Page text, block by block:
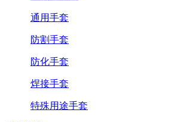
通用手套
防割手套
防化手套
焊接手套
特殊用途手套